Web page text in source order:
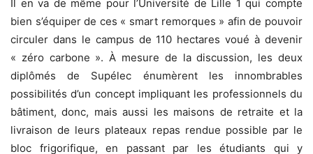
Il en va de même pour l’Université de Lille 1 qui compte
bien s’équiper de ces « smart remorques » afin de pouvoir
circuler dans le campus de 110 hectares voué à devenir
« zéro carbone ». À mesure de la discussion, les deux
diplômés de Supélec énumèrent les innombrables
possibilités d’un concept impliquant les professionnels du
bâtiment, donc, mais aussi les maisons de retraite et la
livraison de leurs plateaux repas rendue possible par le
bloc frigorifique, en passant par les étudiants qui y